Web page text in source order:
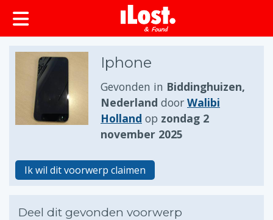
Iphone
Gevonden in Biddinghuizen,
Nederland door Walibi
Holland op zondag 2
november 2025
Ik wil dit voorwerp claimen
Deel dit gevonden voorwerp